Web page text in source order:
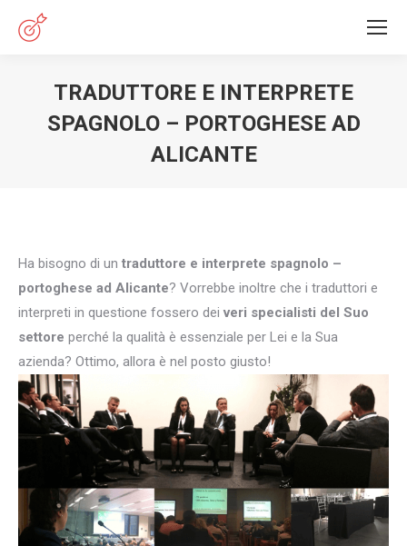
TRADUTTORE E INTERPRETE
SPAGNOLO – PORTOGHESE AD
ALICANTE
Ha bisogno di un traduttore e interprete spagnolo –
portoghese ad Alicante? Vorrebbe inoltre che i traduttori e
interpreti in questione fossero dei veri specialisti del Suo
settore perché la qualità è essenziale per Lei e la Sua
azienda? Ottimo, allora è nel posto giusto!